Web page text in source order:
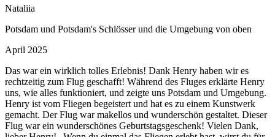
Nataliia
Potsdam und Potsdam's Schlösser und die Umgebung von oben
April 2025
Das war ein wirklich tolles Erlebnis! Dank Henry haben wir es
rechtzeitig zum Flug geschafft! Während des Fluges erklärte Henry
uns, wie alles funktioniert, und zeigte uns Potsdam und Umgebung.
Henry ist vom Fliegen begeistert und hat es zu einem Kunstwerk
gemacht. Der Flug war makellos und wunderschön gestaltet. Dieser
Flug war ein wunderschönes Geburtstagsgeschenk! Vielen Dank,